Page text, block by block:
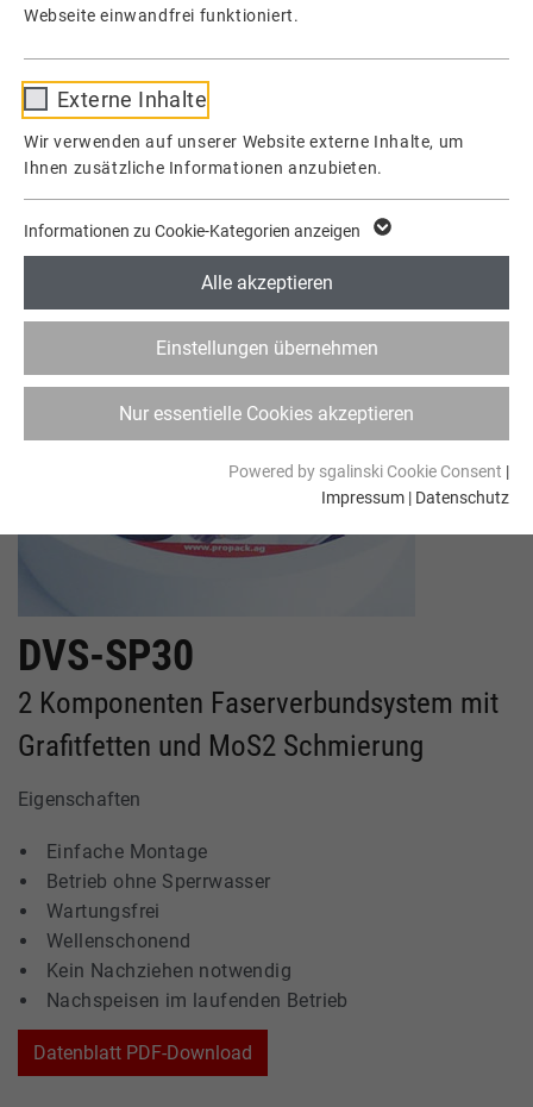
Webseite einwandfrei funktioniert.
Anbieter TYPO3
Laufzeit 1 Woche
Dieses Cookie ist ein Standard-Session-
Cookie von TYPO3. Es speichert im Falle
eines Benutzer-Logins die Session-ID. So
Zugang zu geschützten Bereichen gewährt.
Externe Inhalte
Wir verwenden auf unserer Website externe Inhalte, um
Ihnen zusätzliche Informationen anzubieten.
Informationen zu Cookie-Kategorien anzeigen
Nur essentielle Cookies akzeptieren
Einstellungen übernehmen
Alle akzeptieren
Powered by sgalinski Cookie Consent |
Impressum | Datenschutz
DVS-SP30
2 Komponenten Faserverbundsystem mit
Grafitfetten und MoS2 Schmierung
Eigenschaften
Einfache Montage
Betrieb ohne Sperrwasser
Wartungsfrei
Wellenschonend
Kein Nachziehen notwendig
Nachspeisen im laufenden Betrieb
Datenblatt PDF-Download